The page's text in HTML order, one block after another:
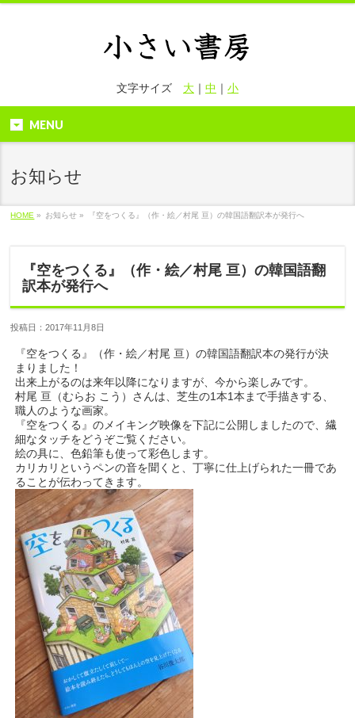
文字サイズ 大｜ 中 ｜ 小
MENU
お知らせ
HOME » お知らせ » 『空をつくる』（作・絵／村尾 亘）の韓国語翻訳本が発行へ
『空をつくる』（作・絵／村尾 亘）の韓国語翻
訳本が発行へ
投稿日：2017年11月8日
『空をつくる』（作・絵／村尾 亘）の韓国語翻訳本の発行が決
まりました！
出来上がるのは来年以降になりますが、今から楽しみです。
村尾 亘（むらお こう）さんは、芝生の1本1本まで手描きする、
職人のような画家。
『空をつくる』のメイキング映像を下記に公開しましたので、繊
細なタッチをどうぞご覧ください。
絵の具に、色鉛筆も使って彩色します。
カリカリというペンの音を聞くと、丁寧に仕上げられた一冊であ
ることが伝わってきます。